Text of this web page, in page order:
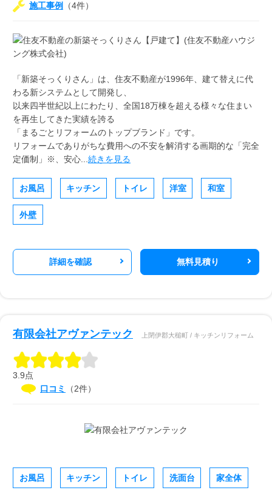
施工事例 （4件）
「新築そっくりさん」は、住友不動産が1996年、建て替えに代
わる新システムとして開発し、
以来四半世紀以上にわたり、全国18万棟を超える様々な住まい
を再生してきた実績を誇る
「まるごとリフォームのトップブランド」です。
リフォームでありがちな費用への不安を解消する画期的な「完全
定価制」※、安心...続きを見る
お風呂 キッチン トイレ 洋室 和室
外壁
詳細を確認 無料見積り
有限会社アヴァンテック 上閉伊郡大槌町 / キッチンリフォーム
3.9点
口コミ
（2件）
お風呂 キッチン トイレ 洗面台 家全体